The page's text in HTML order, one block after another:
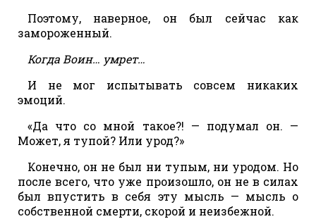
Поэтому, наверное, он был сейчас как
замороженный.
Когда Воин… умрет…
И не мог испытывать совсем никаких
эмоций.
«Да что со мной такое?! — подумал он. —
Может, я тупой? Или урод?»
Конечно, он не был ни тупым, ни уродом. Но
после всего, что уже произошло, он не в силах
был впустить в себя эту мысль — мысль о
собственной смерти, скорой и неизбежной.